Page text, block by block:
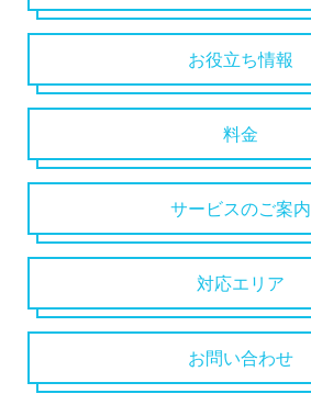
お役立ち情報
料金
サービスのご案内
対応エリア
お問い合わせ